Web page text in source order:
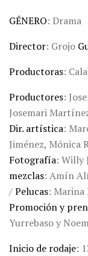
GÉNERO:
Director: Grojo
Productoras:
Productores:
Josemari
Dir. artística:
Jiménez, Mónica
Fotografía: Willy
mezclas: Amín
/Pelucas: Marina
Promoción y
Yurrebaso y
Inicio de rodaje: